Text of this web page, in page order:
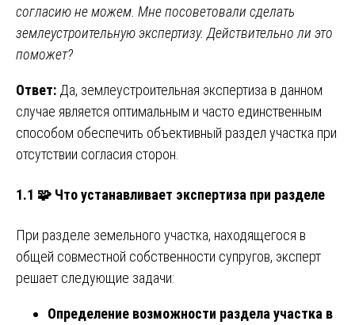
согласию не можем. Мне посоветовали сделать
землеустроительную экспертизу. Действительно ли это
поможет?
Ответ: Да, землеустроительная экспертиза в данном
случае является оптимальным и часто единственным
способом обеспечить объективный раздел участка при
отсутствии согласия сторон.
1.1 🧩 Что устанавливает экспертиза при разделе
При разделе земельного участка, находящегося в
общей совместной собственности супругов, эксперт
решает следующие задачи:
Определение возможности раздела участка в